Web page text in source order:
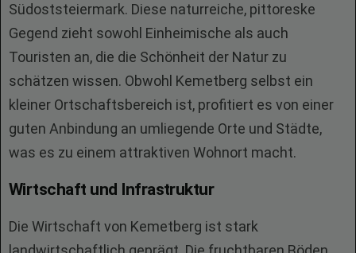
Südoststeiermark. Diese naturreiche, pittoreske
Gegend zieht sowohl Einheimische als auch
Touristen an, die die Schönheit der Natur zu
schätzen wissen. Obwohl Kemetberg selbst ein
kleiner Ortschaftsbereich ist, profitiert es von einer
guten Anbindung an umliegende Orte und Städte,
was es zu einem attraktiven Wohnort macht.
Wirtschaft und Infrastruktur
Die Wirtschaft von Kemetberg ist stark